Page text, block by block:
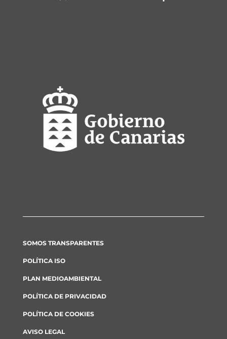
SOMOS TRANSPARENTES
POLÍTICA ISO
PLAN MEDIOAMBIENTAL
POLÍTICA DE PRIVACIDAD
POLÍTICA DE COOKIES
AVISO LEGAL